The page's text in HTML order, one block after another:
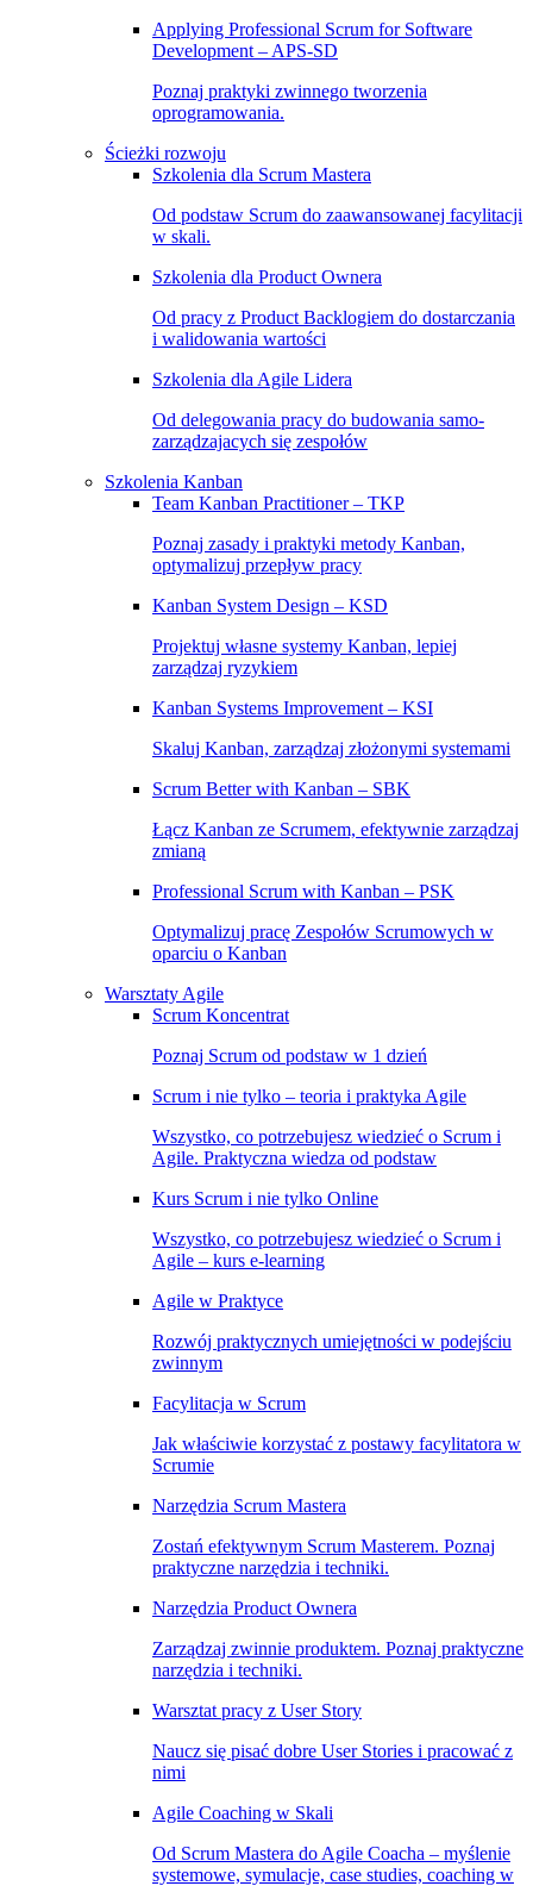
Applying Professional Scrum for Software
Development – APS-SD
Poznaj praktyki zwinnego tworzenia
oprogramowania.
Ścieżki rozwoju
Szkolenia dla Scrum Mastera
Od podstaw Scrum do zaawansowanej facylitacji
w skali.
Szkolenia dla Product Ownera
Od pracy z Product Backlogiem do dostarczania
i walidowania wartości
Szkolenia dla Agile Lidera
Od delegowania pracy do budowania samo-
zarządzajacych się zespołów
Szkolenia Kanban
Team Kanban Practitioner – TKP
Poznaj zasady i praktyki metody Kanban,
optymalizuj przepływ pracy
Kanban System Design – KSD
Projektuj własne systemy Kanban, lepiej
zarządzaj ryzykiem
Kanban Systems Improvement – KSI
Skaluj Kanban, zarządzaj złożonymi systemami
Scrum Better with Kanban – SBK
Łącz Kanban ze Scrumem, efektywnie zarządzaj
zmianą
Professional Scrum with Kanban – PSK
Optymalizuj pracę Zespołów Scrumowych w
oparciu o Kanban
Warsztaty Agile
Scrum Koncentrat
Poznaj Scrum od podstaw w 1 dzień
Scrum i nie tylko – teoria i praktyka Agile
Wszystko, co potrzebujesz wiedzieć o Scrum i
Agile. Praktyczna wiedza od podstaw
Kurs Scrum i nie tylko Online
Wszystko, co potrzebujesz wiedzieć o Scrum i
Agile – kurs e-learning
Agile w Praktyce
Rozwój praktycznych umiejętności w podejściu
zwinnym
Facylitacja w Scrum
Jak właściwie korzystać z postawy facylitatora w
Scrumie
Narzędzia Scrum Mastera
Zostań efektywnym Scrum Masterem. Poznaj
praktyczne narzędzia i techniki.
Narzędzia Product Ownera
Zarządzaj zwinnie produktem. Poznaj praktyczne
narzędzia i techniki.
Warsztat pracy z User Story
Naucz się pisać dobre User Stories i pracować z
nimi
Agile Coaching w Skali
Od Scrum Mastera do Agile Coacha – myślenie
systemowe, symulacje, case studies, coaching w